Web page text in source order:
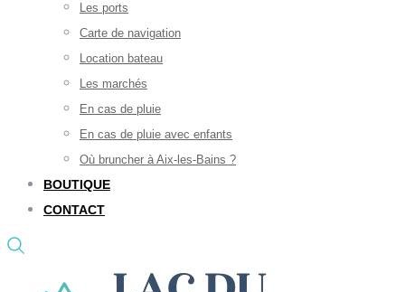
Les ports
Carte de navigation
Location bateau
Les marchés
En cas de pluie
En cas de pluie avec enfants
Où bruncher à Aix-les-Bains ?
BOUTIQUE
CONTACT